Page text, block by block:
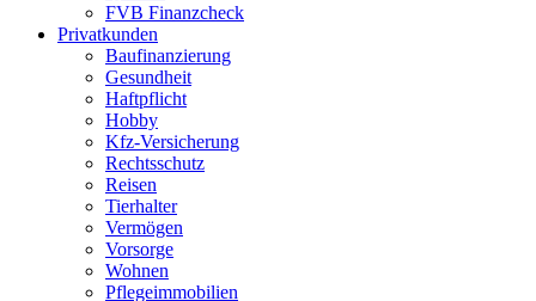
FVB Finanzcheck
Privatkunden
Baufinanzierung
Gesundheit
Haftpflicht
Hobby
Kfz-Versicherung
Rechtsschutz
Reisen
Tierhalter
Vermögen
Vorsorge
Wohnen
Pflegeimmobilien